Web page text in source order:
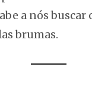
a nós buscar
brumas.